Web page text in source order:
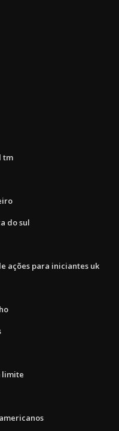
tm
do sul
ações para iniciantes uk
limite